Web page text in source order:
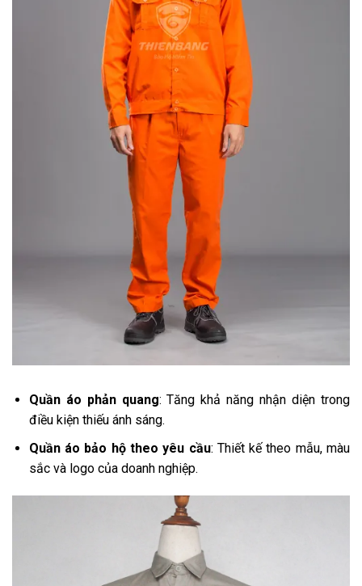
Quần áo phản quang: Tăng khả năng nhận diện trong
điều kiện thiếu ánh sáng.
Quần áo bảo hộ theo yêu cầu: Thiết kế theo mẫu, màu
sắc và logo của doanh nghiệp.